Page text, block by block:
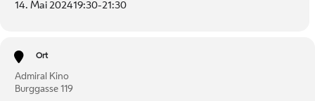
14. Mai 202419:30-21:30
Ort
Admiral Kino
Burggasse 119